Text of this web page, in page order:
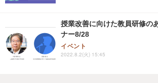
授業改善に向けた教員研修の
ナー8/28
イベント
2022.8.2(火) 15:45